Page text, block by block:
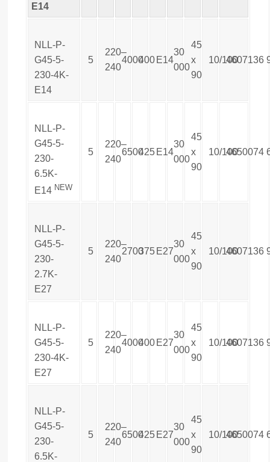
E14
NLL-P-
G45-5-
230-4K-
E14
5
220–
240
4000400 E14
30
000
45
х
90
10/1004607136
NLL-P-
G45-5-
230-
6.5K-
E14 NEW
5
220–
240
6500425 E14
30
000
45
х
90
10/1004650074
NLL-P-
G45-5-
230-
2.7K-
E27
5
220–
240
2700375 E27
30
000
45
х
90
10/1004607136
NLL-P-
G45-5-
230-4K-
E27
5
220–
240
4000400 E27
30
000
45
х
90
10/1004607136
NLL-P-
G45-5-
230-
6.5K-
5
220–
240
6500425 E27
30
000
45
х
90
10/1004650074